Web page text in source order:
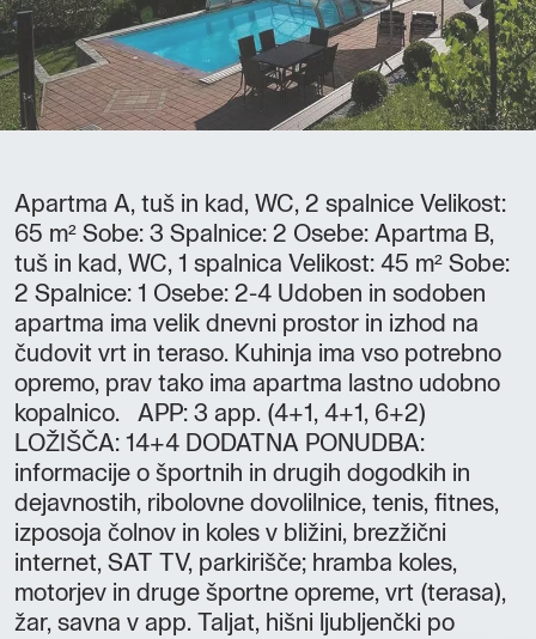
Apartma A, tuš in kad, WC, 2 spalnice Velikost:
65 m² Sobe: 3 Spalnice: 2 Osebe: Apartma B,
tuš in kad, WC, 1 spalnica Velikost: 45 m² Sobe:
2 Spalnice: 1 Osebe: 2-4 Udoben in sodoben
apartma ima velik dnevni prostor in izhod na
čudovit vrt in teraso. Kuhinja ima vso potrebno
opremo, prav tako ima apartma lastno udobno
kopalnico. APP: 3 app. (4+1, 4+1, 6+2)
LOŽIŠČA: 14+4 DODATNA PONUDBA:
informacije o športnih in drugih dogodkih in
dejavnostih, ribolovne dovolilnice, tenis, fitnes,
izposoja čolnov in koles v bližini, brezžični
internet, SAT TV, parkirišče; hramba koles,
motorjev in druge športne opreme, vrt (terasa),
žar, savna v app. Taljat, hišni ljubljenčki po